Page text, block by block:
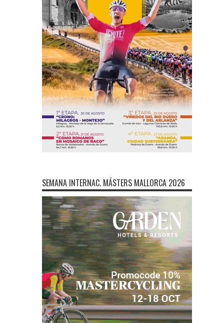
SEMANA INTERNAC. MÁSTERS MALLORCA 2026